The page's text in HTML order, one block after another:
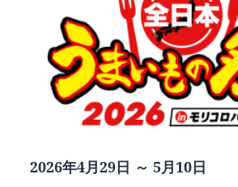
2026年4月29日 ～ 5月10日